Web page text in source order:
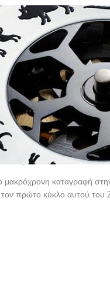
μακρόχρονη καταγραφή
πρώτο κύκλο αυτού του